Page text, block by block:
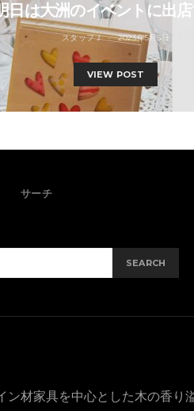
日は大洲のイベントに出店
スタッフＪ 2023年5月5日
VIEW POST
サーチ
SEARCH
ン材家具を中心とした木の香り